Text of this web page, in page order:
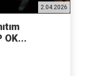
2.04.2026
OK...